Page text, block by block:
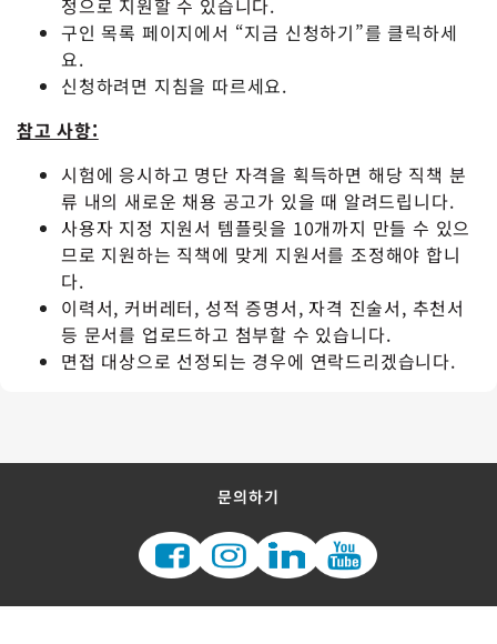
정으로 지원할 수 있습니다.
구인 목록 페이지에서 “지금 신청하기”를 클릭하세
요.
신청하려면 지침을 따르세요.
참고 사항:
시험에 응시하고 명단 자격을 획득하면 해당 직책 분
류 내의 새로운 채용 공고가 있을 때 알려드립니다.
사용자 지정 지원서 템플릿을 10개까지 만들 수 있으
므로 지원하는 직책에 맞게 지원서를 조정해야 합니
다.
이력서, 커버레터, 성적 증명서, 자격 진술서, 추천서
등 문서를 업로드하고 첨부할 수 있습니다.
면접 대상으로 선정되는 경우에 연락드리겠습니다.
문의하기